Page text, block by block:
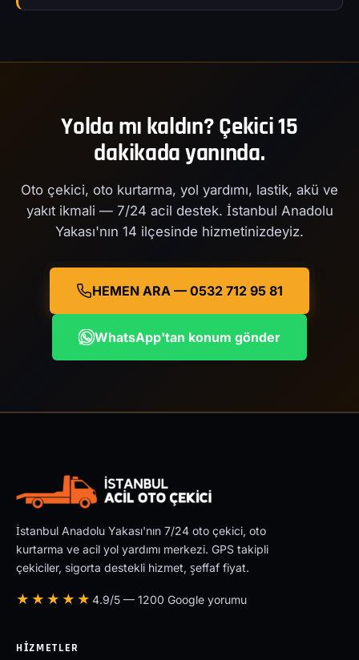
Yolda mı kaldın? Çekici 15
dakikada yanında.
Oto çekici, oto kurtarma, yol yardımı, lastik, akü ve
yakıt ikmali — 7/24 acil destek. İstanbul Anadolu
Yakası'nın 14 ilçesinde hizmetinizdeyiz.
HEMEN ARA — 0532 712 95 81
WhatsApp'tan konum gönder
İstanbul Anadolu Yakası'nın 7/24 oto çekici, oto
kurtarma ve acil yol yardımı merkezi. GPS takipli
çekiciler, sigorta destekli hizmet, şeffaf fiyat.
★★★★★ 4.9/5 — 1200 Google yorumu
HIZMETLER